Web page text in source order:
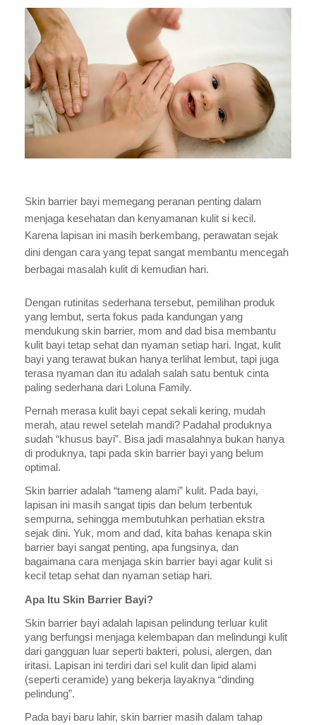
Skin barrier bayi memegang peranan penting dalam
menjaga kesehatan dan kenyamanan kulit si kecil.
Karena lapisan ini masih berkembang, perawatan sejak
dini dengan cara yang tepat sangat membantu mencegah
berbagai masalah kulit di kemudian hari.
Dengan rutinitas sederhana tersebut, pemilihan produk
yang lembut, serta fokus pada kandungan yang
mendukung skin barrier, mom and dad bisa membantu
kulit bayi tetap sehat dan nyaman setiap hari. Ingat, kulit
bayi yang terawat bukan hanya terlihat lembut, tapi juga
terasa nyaman dan itu adalah salah satu bentuk cinta
paling sederhana dari Loluna Family.
Pernah merasa kulit bayi cepat sekali kering, mudah
merah, atau rewel setelah mandi? Padahal produknya
sudah “khusus bayi”. Bisa jadi masalahnya bukan hanya
di produknya, tapi pada skin barrier bayi yang belum
optimal.
Skin barrier adalah “tameng alami” kulit. Pada bayi,
lapisan ini masih sangat tipis dan belum terbentuk
sempurna, sehingga membutuhkan perhatian ekstra
sejak dini. Yuk, mom and dad, kita bahas kenapa skin
barrier bayi sangat penting, apa fungsinya, dan
bagaimana cara menjaga skin barrier bayi agar kulit si
kecil tetap sehat dan nyaman setiap hari.
Apa Itu Skin Barrier Bayi?
Skin barrier bayi adalah lapisan pelindung terluar kulit
yang berfungsi menjaga kelembapan dan melindungi kulit
dari gangguan luar seperti bakteri, polusi, alergen, dan
iritasi. Lapisan ini terdiri dari sel kulit dan lipid alami
(seperti ceramide) yang bekerja layaknya “dinding
pelindung”.
Pada bayi baru lahir, skin barrier masih dalam tahap